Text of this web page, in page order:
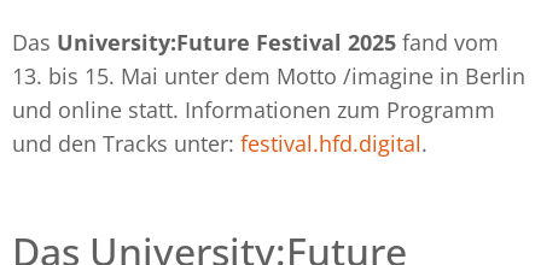
Das University:Future Festival 2025 fand vom
13. bis 15. Mai unter dem Motto /imagine in Berlin
und online statt. Informationen zum Programm
und den Tracks unter: festival.hfd.digital.
Das University:Future